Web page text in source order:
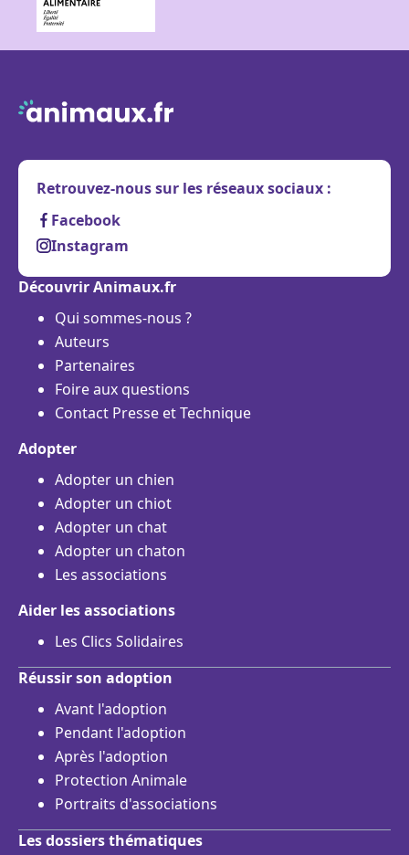
Retrouvez-nous sur les réseaux sociaux :
Facebook
Instagram
Découvrir Animaux.fr
Qui sommes-nous ?
Auteurs
Partenaires
Foire aux questions
Contact Presse et Technique
Adopter
Adopter un chien
Adopter un chiot
Adopter un chat
Adopter un chaton
Les associations
Aider les associations
Les Clics Solidaires
Réussir son adoption
Avant l'adoption
Pendant l'adoption
Après l'adoption
Protection Animale
Portraits d'associations
Les dossiers thématiques